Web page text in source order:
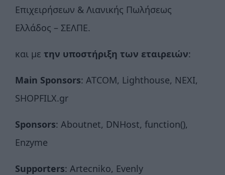
Επιχειρήσεων & Λιανικής Πωλήσεως
Ελλάδος – ΣΕΛΠΕ.
και με την υποστήριξη των εταιρειών:
Main Sponsors: ATCOM, Lighthouse, ΝΕΧΙ,
SHOPFILX.gr
Sponsors: Aboutnet, DNHost, function(),
Enzyme
Supporters: Artecniko, Evenly